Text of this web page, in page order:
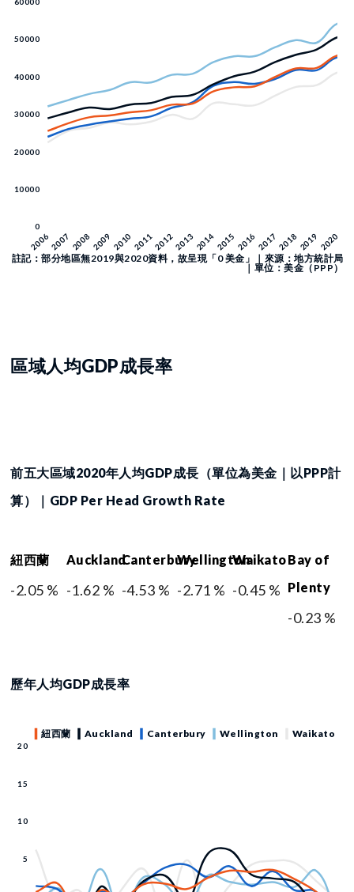
註記：部分地區無2019與2020資料，故呈現「0 美金」｜來源：地方統計局
｜單位：美金（PPP）
區域人均GDP成長率
前五大區域2020年人均GDP成長（單位為美金｜以PPP計
算）｜GDP Per Head Growth Rate
紐西蘭
-2.05 %
Auckland
-1.62 %
Canterbury
-4.53 %
Wellington
-2.71 %
Waikato
-0.45 %
Bay of
Plenty
-0.23 %
歷年人均GDP成長率